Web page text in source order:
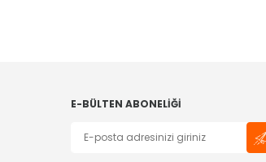
E-BÜLTEN ABONELIĞI